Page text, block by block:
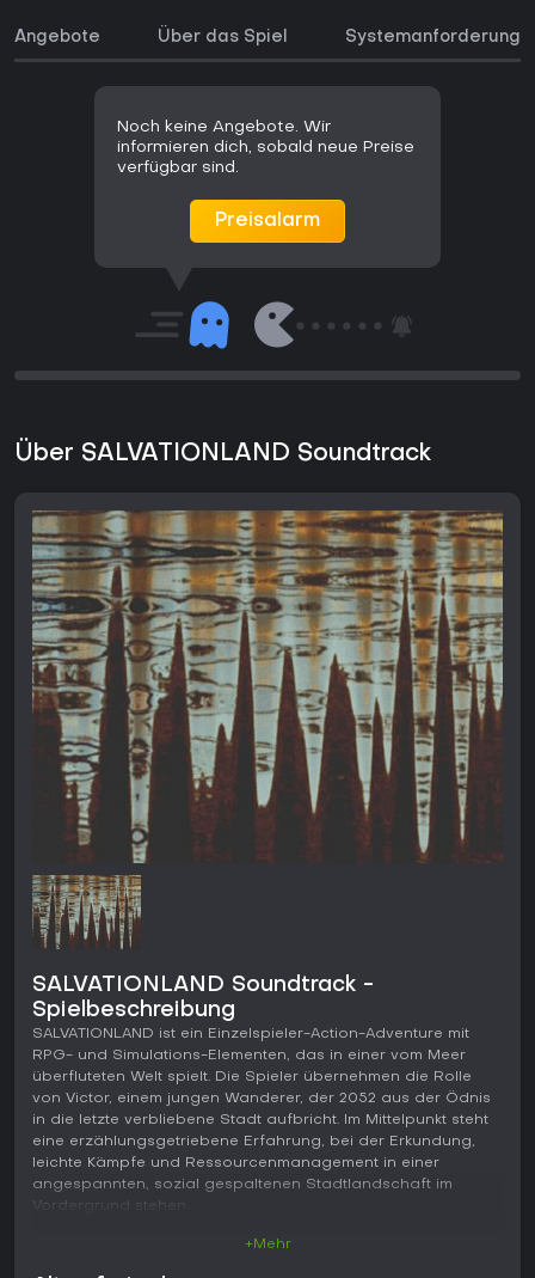
Angebote Über das Spiel
Noch keine Angebote. Wir
informieren dich, sobald neue Preise
verfügbar sind.
Preisalarm
Über SALVATIONLAND Soundtrack
SALVATIONLAND Soundtrack -
Spielbeschreibung
SALVATIONLAND ist ein Einzelspieler-Action-Adventure mit
RPG- und Simulations-Elementen, das in einer vom Meer
überfluteten Welt spielt. Die Spieler übernehmen die Rolle
von Victor, einem jungen Wanderer, der 2052 aus der Ödnis
in die letzte verbliebene Stadt aufbricht. Im Mittelpunkt steht
eine erzählungsgetriebene Erfahrung, bei der Erkundung,
leichte Kämpfe und Ressourcenmanagement in einer
angespannten, sozial gespaltenen Stadtlandschaft im
Vordergrund stehen.
+Mehr